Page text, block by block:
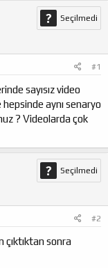
Seçilmedi
#1
sayısız video
hepsinde aynı senaryo
? Videolarda çok
Seçilmedi
#2
sonra